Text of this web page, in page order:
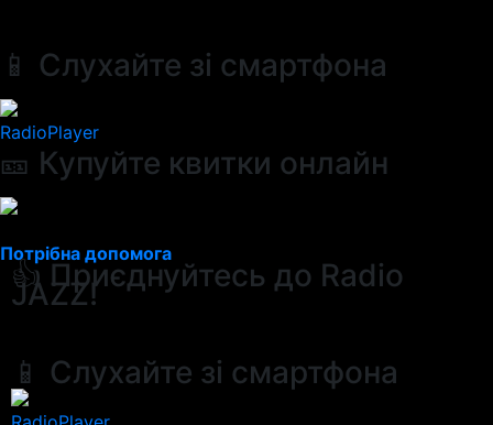
📱 Слухайте зі смартфона
RadioPlayer
🎫 Купуйте квитки онлайн
Потрібна допомога
👍 Приєднуйтесь до Radio
JAZZ!
📱 Слухайте зі смартфона